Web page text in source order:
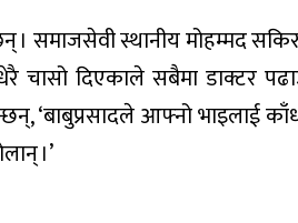
। समाजसेवी स्थानीय मोहम्मद
दिएकाले सबैमा डाक्टर
‘बाबुप्रसादले आफ्नो भाइलाई
।’